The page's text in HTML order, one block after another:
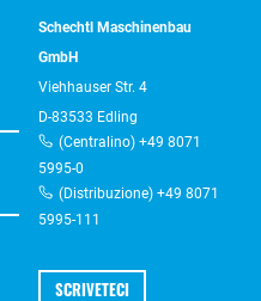
Schechtl Maschinenbau
GmbH
Viehhauser Str. 4
D-83533 Edling
(Centralino) +49 8071
5995-0
(Distribuzione) +49 8071
5995-111
SCRIVETECI